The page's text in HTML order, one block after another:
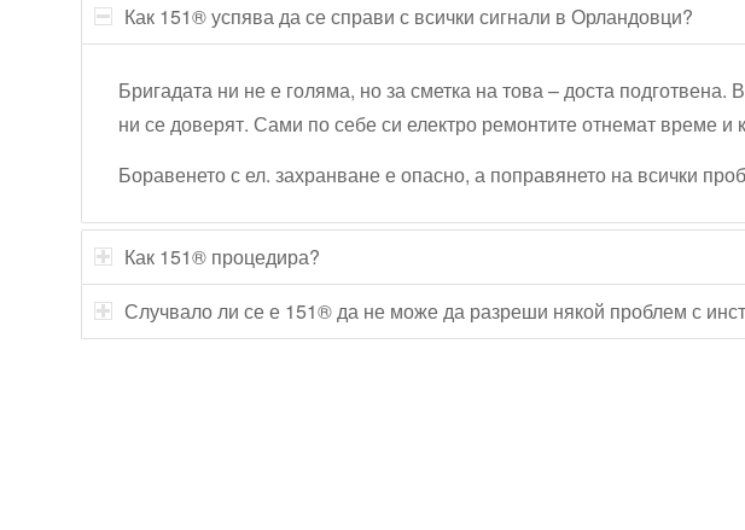
Как 151® успява да се справи с всички сигнали в Орландовци?
Бригадата ни не е голяма, но за сметка на това – доста
ни се доверят. Сами по себе си електро ремонтите отнемат време
Боравенето с ел. захранване е опасно, а поправянето на всички
Как 151® процедира?
Случвало ли се е 151® да не може да разреши някой проблем с